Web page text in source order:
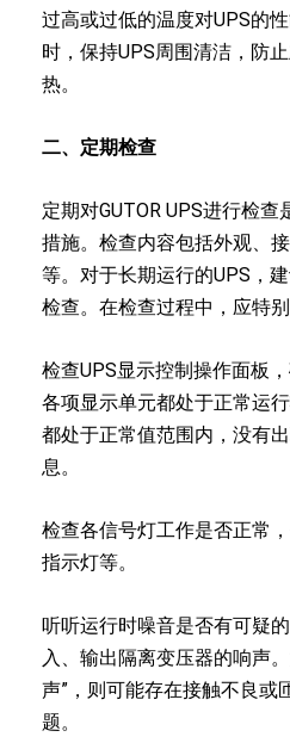
过高或过低的温度对UPS的
时，保持UPS周围清洁，防
热。
二、定期检查
定期对GUTOR UPS进行检
措施。检查内容包括外观、
等。对于长期运行的UPS，
检查。在检查过程中，应特
检查UPS显示控制操作面板
各项显示单元都处于正常运
都处于正常值范围内，没有
息。
检查各信号灯工作是否正常
指示灯等。
听听运行时噪音是否有可疑
入、输出隔离变压器的响声
声”，则可能存在接触不良或
题。